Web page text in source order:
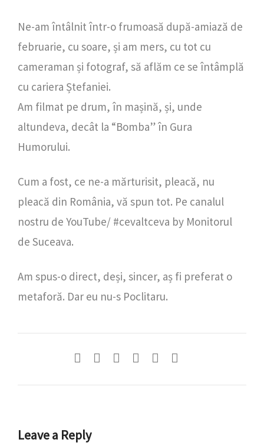
Ne-am întâlnit într-o frumoasă după-amiază de
februarie, cu soare, și am mers, cu tot cu
cameraman și fotograf, să aflăm ce se întâmplă
cu cariera Ștefaniei.
Am filmat pe drum, în mașină, și, unde
altundeva, decât la “Bomba” în Gura
Humorului.
Cum a fost, ce ne-a mărturisit, pleacă, nu
pleacă din România, vă spun tot. Pe canalul
nostru de YouTube/ #cevaltceva by Monitorul
de Suceava.
Am spus-o direct, deși, sincer, aș fi preferat o
metaforă. Dar eu nu-s Poclitaru.
Leave a Reply